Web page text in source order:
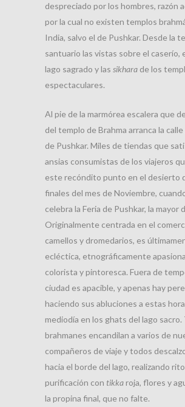
despreciado por los hombres, razón
por la cual no existen templos
India, salvo el de Pushkar. Desde la
santuario las vistas sobre el caserío,
lago sagrado y las sikhara de los
espectaculares.
Al pie de la marmórea escalera que
del templo de Brahma arranca la
de Pushkar. Miles de tiendas que
ansias consumistas de los viajeros
este recóndito punto en el desierto
finales del mes de Noviembre,
celebra la Feria de Pushkar, la mayor
Originalmente centrada en el
camellos y dromedarios, es
ecléctica, etnográficamente
colorista y pintoresca. Fuera de
ciudad es apacible, y apenas hay
haciendo sus abluciones a estas
mediodía en los ghats del lago sacro.
brahmanes encandilan a varios de
compañeros de viaje y todos
hacia el borde del lago, realizando
purificación con tikkaroja, flores y
la propina final, que no falte.